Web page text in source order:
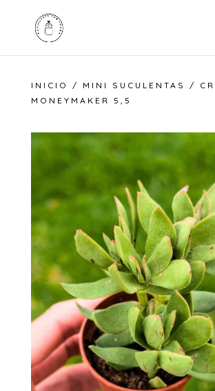
INICIO / MINI SUCULENTAS
/
MONEYMAKER 5,5